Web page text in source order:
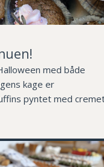
med både
kage er
pyntet med